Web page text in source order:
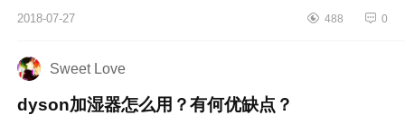
多，不是嫌太大就是有噪音要不...
2018-07-27 488 0
Sweet Love
dyson加湿器怎么用？有何优缺点？